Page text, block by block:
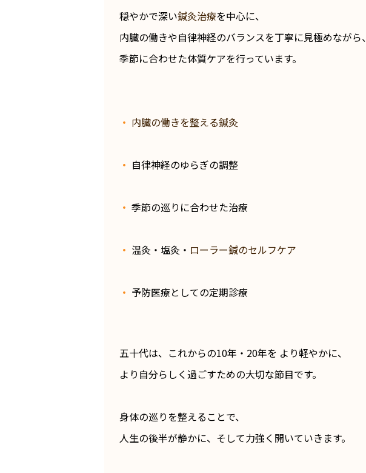
穏やかで深い鍼灸治療を中心に、
内臓の働きや自律神経のバランスを丁寧に見極めながら、
季節に合わせた体質ケアを行っています。
・ 内臓の働きを整える鍼灸
・ 自律神経のゆらぎの調整
・ 季節の巡りに合わせた治療
・ 温灸・塩灸・ ローラー鍼のセルフケア
・ 予防医療としての定期診療
五十代は、これからの10年・20年を より軽やかに、
より自分らしく過ごすための大切な節目です。
身体の巡りを整えることで、
人生の後半が静かに、そして力強く開いていきます。